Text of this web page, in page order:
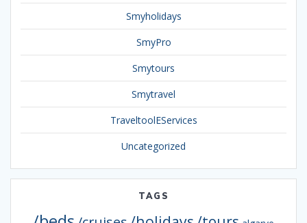
Smyholidays
SmyPro
Smytours
Smytravel
TraveltoolEServices
Uncategorized
TAGS